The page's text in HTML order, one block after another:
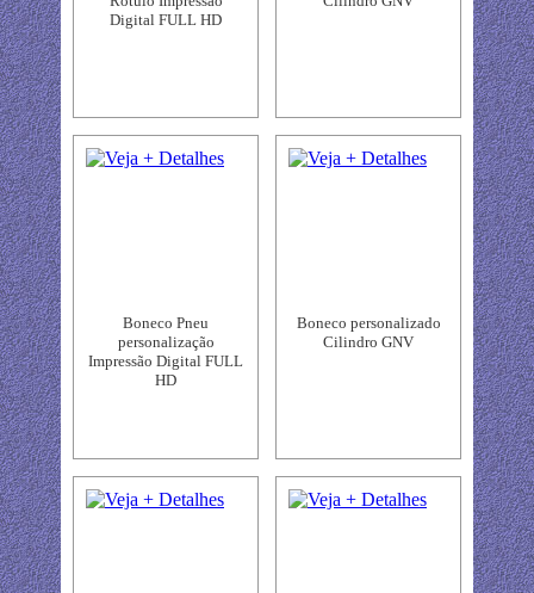
Digital FULL HD
Boneco Pneu
personalização
Impressão Digital FULL
HD
Boneco personalizado
Cilindro GNV